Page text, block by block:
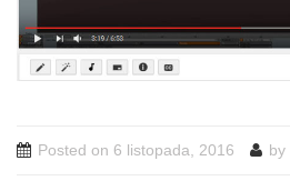
Posted on 6 listopada, 2016 by